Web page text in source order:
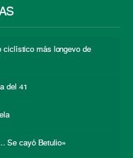
ciclístico más longevo de
del 41
Se cayó Betulio»